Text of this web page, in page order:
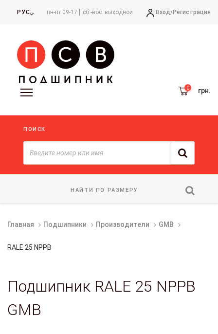
РУС пн-пт 09-17 сб.-вос. выходной Вход/Регистрация
грн.
ПОИСК
НАЙТИ ПО РАЗМЕРУ
Главная Подшипники Производители GMB
RALE 25 NPPB
Подшипник RALE 25 NPPB
GMB